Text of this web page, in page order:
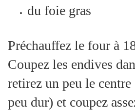
du foie gras
Préchauffez le four à
Coupez les endives
retirez un peu le
peu dur) et coupez